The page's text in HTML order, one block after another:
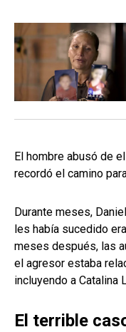
El hombre abusó de
recordó el camino
Durante meses,
les había sucedido
meses después, las
el agresor estaba
incluyendo a Catalina
El terrible